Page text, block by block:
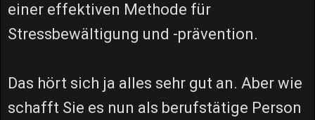
einer effektiven Methode für
Stressbewältigung und -prävention.
Das hört sich ja alles sehr gut an. Aber wie
schafft Sie es nun als berufstätige Person